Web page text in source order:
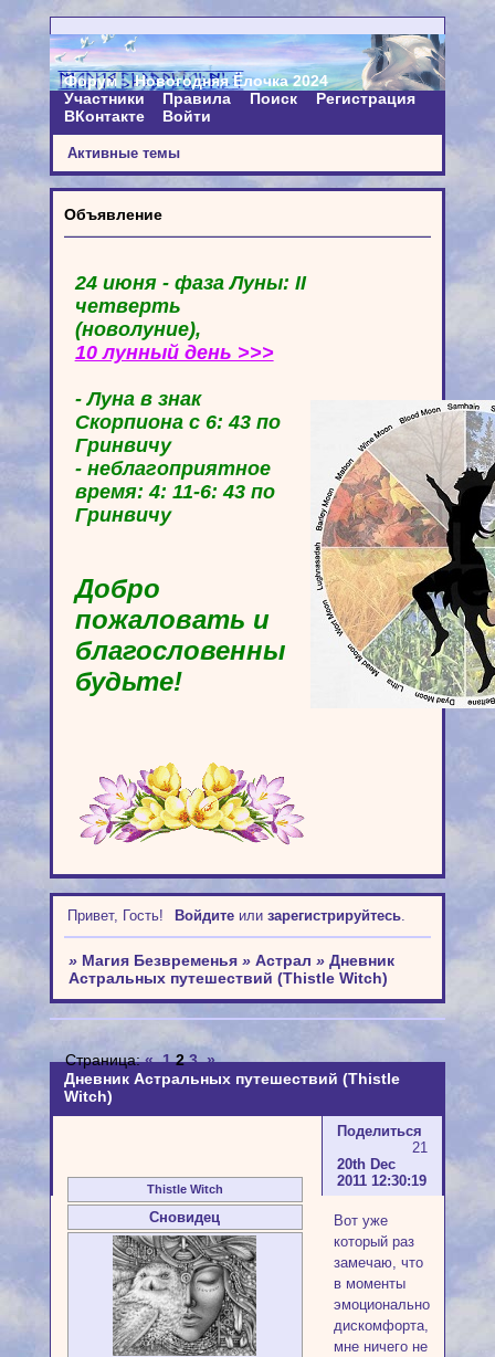
Форум
Новогодняя Ёлочка 2024
Участники
Правила Поиск
Регистрация
ВКонтакте
Войти
Активные темы
Объявление
24 июня - фаза Луны: II
четверть
(новолуние),
10 лунный день >>>
- Луна в знак
Скорпиона с 6: 43 по
Гринвичу
- неблагоприятное
время: 4: 11-6: 43 по
Гринвичу
Добро
пожаловать и
благословенны
будьте!
Привет, Гость! Войдитеили зарегистрируйтесь.
» Магия Безвременья » Астрал » Дневник
Астральных путешествий (Thistle Witch)
Дневник Астральных путешествий (Thistle
Witch)
Страница:« 1 2 3 »
Поделиться
21
20th Dec
2011 12:30:19
Thistle Witch
Сновидец
Вот уже
который раз
замечаю, что
в моменты
эмоционального
дискомфорта,
мне ничего не